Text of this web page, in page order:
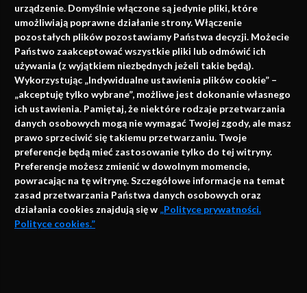
urządzenie. Domyślnie włączone są jedynie pliki, które
umożliwiają poprawne działanie strony. Włączenie
pozostałych plików pozostawiamy Państwa decyzji. Możecie
Państwo zaakceptować wszystkie pliki lub odmówić ich
używania (z wyjątkiem niezbędnych jeżeli takie będą).
Wykorzystując „Indywidualne ustawienia plików cookie” –
„akceptuję tylko wybrane”, możliwe jest dokonanie własnego
ich ustawienia. Pamiętaj, że niektóre rodzaje przetwarzania
danych osobowych mogą nie wymagać Twojej zgody, ale masz
prawo sprzeciwić się takiemu przetwarzaniu. Twoje
preferencje będą mieć zastosowanie tylko do tej witryny.
Preferencje możesz zmienić w dowolnym momencie,
powracając na tę witrynę. Szczegółowe informacje na temat
zasad przetwarzania Państwa danych osobowych oraz
działania cookies znajdują się w „Polityce prywatności.
Polityce cookies.”
Napisz do nas
info@faktymedyczne.pl
ul. Towarowa 2
43-460 Wisła
Redakcja medyczna:
ul. Wolności 338b